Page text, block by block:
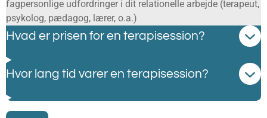
fagpersonlige udfordringer i dit relationelle arbejde (terapeut,
psykolog, pædagog, lærer, o.a.)
Hvad er prisen for en terapisession?
Hvor lang tid varer en terapisession?